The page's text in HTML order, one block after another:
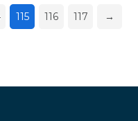
115 116 117 →